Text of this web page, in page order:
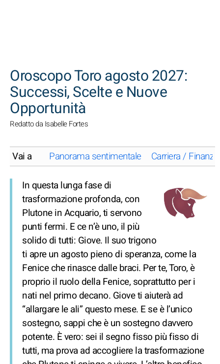
Oroscopo Toro agosto 2027:
Successi, Scelte e Nuove
Opportunità
Redatto da Isabelle Fortes
Vai a Panorama sentimentale Carriera / Finanze
In questa lunga fase di
trasformazione profonda, con
Plutone in Acquario, ti servono
punti fermi. E ce n’è uno, il più
solido di tutti: Giove. Il suo trigono
ti apre un agosto pieno di speranza, come la
Fenice che rinasce dalle braci. Per te, Toro, è
proprio il ruolo della Fenice, soprattutto per i
nati nel primo decano. Giove ti aiuterà ad
“allargare le ali” questo mese. E se è l’unico
sostegno, sappi che è un sostegno davvero
potente. È vero: sei il segno fisso più fisso di
tutti, ma prova ad accogliere la trasformazione